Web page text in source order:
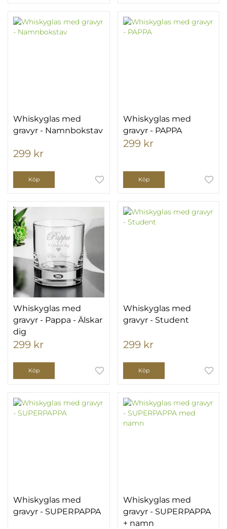
Whiskyglas med
gravyr - Namnbokstav
299 kr
Köp
Whiskyglas med
gravyr - PAPPA
299 kr
Köp
Whiskyglas med
gravyr - Pappa - Älskar
dig
299 kr
Köp
Whiskyglas med
gravyr - Student
299 kr
Köp
Whiskyglas med
gravyr - SUPERPAPPA
Whiskyglas med
gravyr - SUPERPAPPA
+ namn